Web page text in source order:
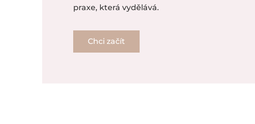
praxe, která vydělává.
Chci začít